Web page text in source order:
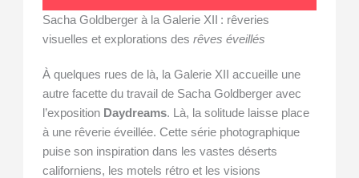
Sacha Goldberger à la Galerie XII : rêveries
visuelles et explorations desrêves éveillés
À quelques rues de là, la Galerie XII accueille une
autre facette du travail de Sacha Goldberger avec
l’exposition Daydreams. Là, la solitude laisse place
à une rêverie éveillée. Cette série photographique
puise son inspiration dans les vastes déserts
californiens, les motels rétro et les visions